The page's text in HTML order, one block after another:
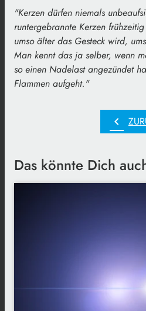
"Kerzen dürfen niemals
runtergebrannte Kerzen
umso älter das Gesteck wird,
Man kennt das ja selber, wenn
so einen Nadelast angezündet
Flammen aufgeht."
chevron_left
Das könnte Dich